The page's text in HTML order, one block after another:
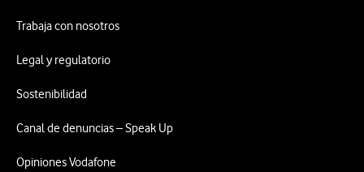
Trabaja con nosotros
Legal y regulatorio
Sostenibilidad
Canal de denuncias – Speak Up
Opiniones Vodafone